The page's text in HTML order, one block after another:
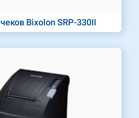
Bixolon SRP-330II